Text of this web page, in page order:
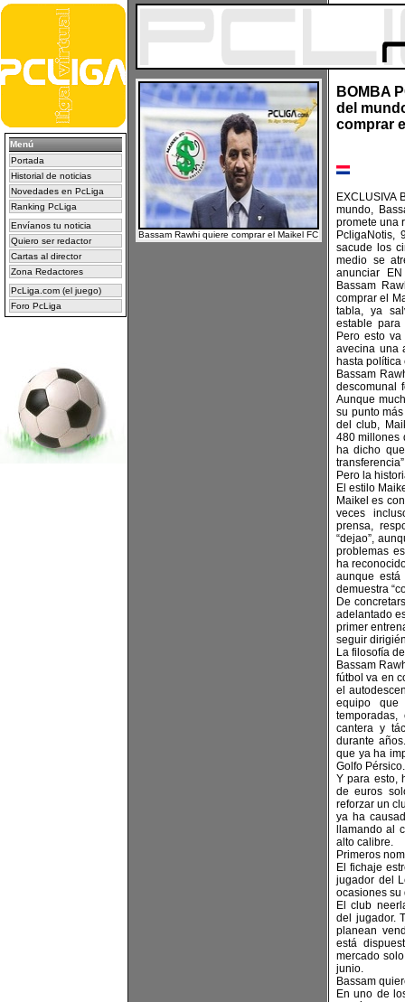
Menú
Portada
Historial de noticias
Novedades en PcLiga
Ranking PcLiga
Envíanos tu noticia
Quiero ser redactor
Cartas al director
Zona Redactores
PcLiga.com (el juego)
Foro PcLiga
Bassam Rawhi quiere comprar el Maikel FC
BOMBA
del
comprar
EXCLUSIVA
mundo,
promete una
sacude los
medio se
anunciar
Bassam
comprar el
tabla, ya
estable
Pero esto
avecina una
hasta política
Bassam
descomunal
Aunque
su punto
del club,
480 millones
ha dicho
Pero la
El estilo
Maikel es
veces
prensa,
“dejao”,
problemas
ha
aunque
demuestra
De
adelantado
primer
seguir
La filosofía
Bassam
fútbol va en
el
equipo
cantera y
durante
que ya ha
Golfo Pérsico.
Y para esto,
de euros
reforzar un
ya ha
llamando al
alto calibre.
Primeros
El fichaje
jugador del
ocasiones su
El club
del jugador.
planean
está
mercado
junio.
Bassam
En uno de